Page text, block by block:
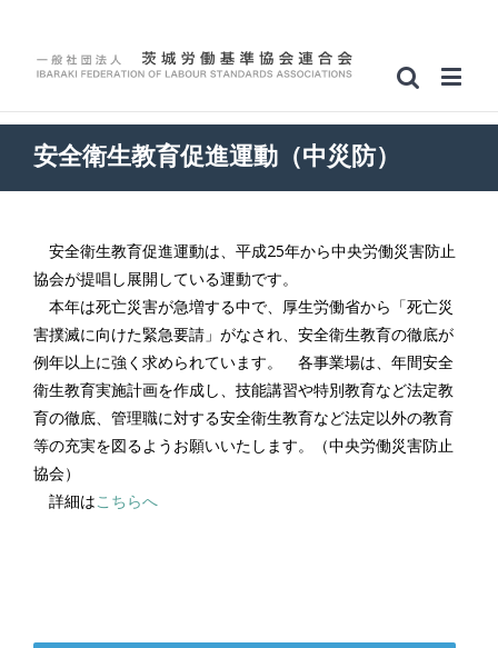
安全衛生教育促進運動（中災防）
安全衛生教育促進運動は、平成25年から中央労働災害防止
協会が提唱し展開している運動です。
本年は死亡災害が急増する中で、厚生労働省から「死亡災
害撲滅に向けた緊急要請」がなされ、安全衛生教育の徹底が
例年以上に強く求められています。 各事業場は、年間安全
衛生教育実施計画を作成し、技能講習や特別教育など法定教
育の徹底、管理職に対する安全衛生教育など法定以外の教育
等の充実を図るようお願いいたします。（中央労働災害防止
協会）
詳細はこちらへ